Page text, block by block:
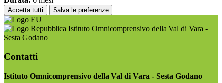
Accetta tutti Salva le preferenze
Istituto Omnicomprensivo della Val di Vara -
Sesta Godano
Contatti
Istituto Omnicomprensivo della Val di Vara - Sesta Godano